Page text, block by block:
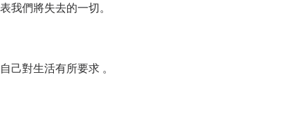
我們將失去的一切。
己對生活有所要求 。